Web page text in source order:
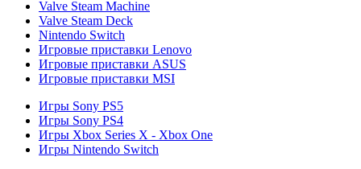
Valve Steam Machine
Valve Steam Deck
Nintendo Switch
Игровые приставки Lenovo
Игровые приставки ASUS
Игровые приставки MSI
Игры Sony PS5
Игры Sony PS4
Игры Xbox Series X - Xbox One
Игры Nintendo Switch